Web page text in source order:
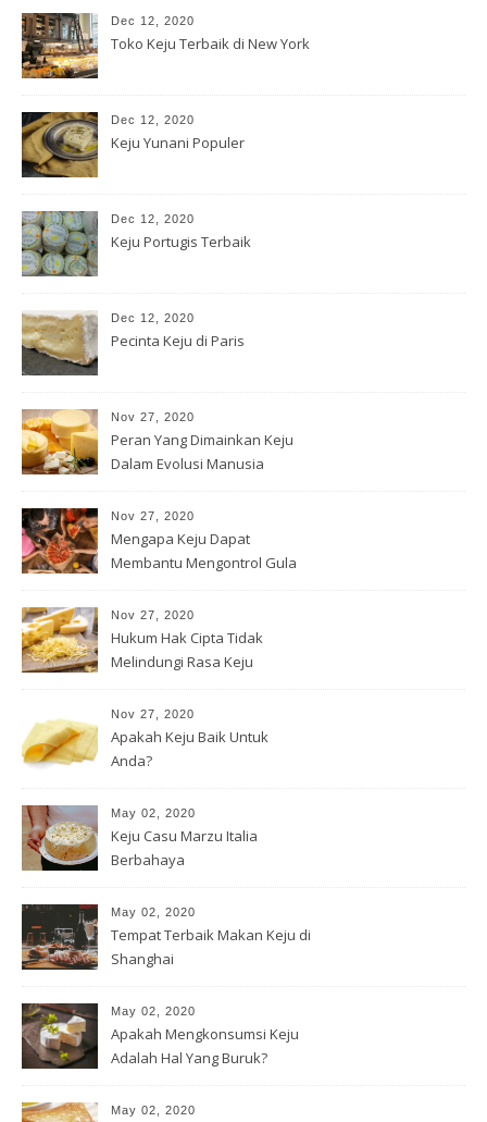
Dec 12, 2020
Toko Keju Terbaik di New York
Dec 12, 2020
Keju Yunani Populer
Dec 12, 2020
Keju Portugis Terbaik
Dec 12, 2020
Pecinta Keju di Paris
Nov 27, 2020
Peran Yang Dimainkan Keju
Dalam Evolusi Manusia
Nov 27, 2020
Mengapa Keju Dapat
Membantu Mengontrol Gula
Nov 27, 2020
Hukum Hak Cipta Tidak
Melindungi Rasa Keju
Nov 27, 2020
Apakah Keju Baik Untuk
Anda?
May 02, 2020
Keju Casu Marzu Italia
Berbahaya
May 02, 2020
Tempat Terbaik Makan Keju di
Shanghai
May 02, 2020
Apakah Mengkonsumsi Keju
Adalah Hal Yang Buruk?
May 02, 2020